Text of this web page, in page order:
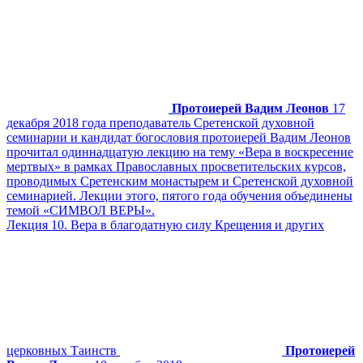
Протоиерей Вадим Леонов 17
декабря 2018 года преподаватель Сретенской духовной
семинарии и кандидат богословия протоиерей Вадим Леонов
прочитал одиннадцатую лекцию на тему «Вера в воскресение
мертвых» в рамках Православных просветительских курсов,
проводимых Сретенским монастырем и Сретенской духовной
семинарией. Лекции этого, пятого года обучения объединены
темой «СИМВОЛ ВЕРЫ».
Лекция 10. Вера в благодатную силу Крещения и других
церковных Таинств
Протоиерей